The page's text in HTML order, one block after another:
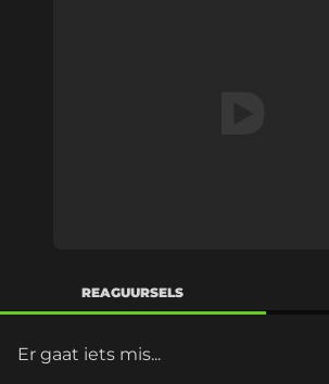
REAGUURSELS
Er gaat iets mis...